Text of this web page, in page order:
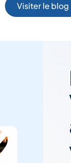
Visiter le blog